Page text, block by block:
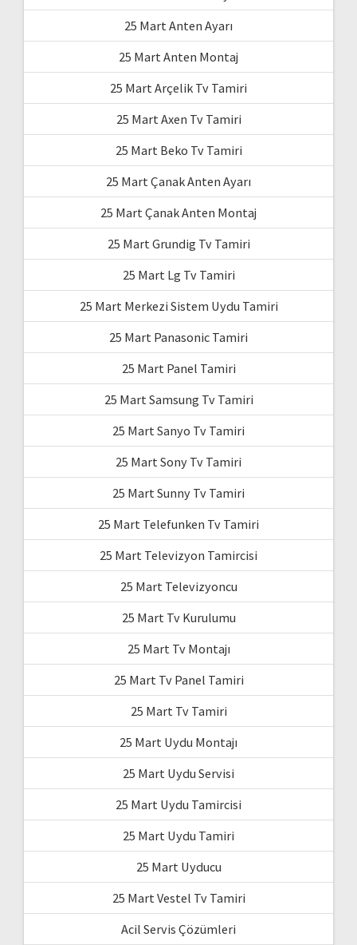
25 Mart Anten Ayarı
25 Mart Anten Montaj
25 Mart Arçelik Tv Tamiri
25 Mart Axen Tv Tamiri
25 Mart Beko Tv Tamiri
25 Mart Çanak Anten Ayarı
25 Mart Çanak Anten Montaj
25 Mart Grundig Tv Tamiri
25 Mart Lg Tv Tamiri
25 Mart Merkezi Sistem Uydu Tamiri
25 Mart Panasonic Tamiri
25 Mart Panel Tamiri
25 Mart Samsung Tv Tamiri
25 Mart Sanyo Tv Tamiri
25 Mart Sony Tv Tamiri
25 Mart Sunny Tv Tamiri
25 Mart Telefunken Tv Tamiri
25 Mart Televizyon Tamircisi
25 Mart Televizyoncu
25 Mart Tv Kurulumu
25 Mart Tv Montajı
25 Mart Tv Panel Tamiri
25 Mart Tv Tamiri
25 Mart Uydu Montajı
25 Mart Uydu Servisi
25 Mart Uydu Tamircisi
25 Mart Uydu Tamiri
25 Mart Uyducu
25 Mart Vestel Tv Tamiri
Acil Servis Çözümleri